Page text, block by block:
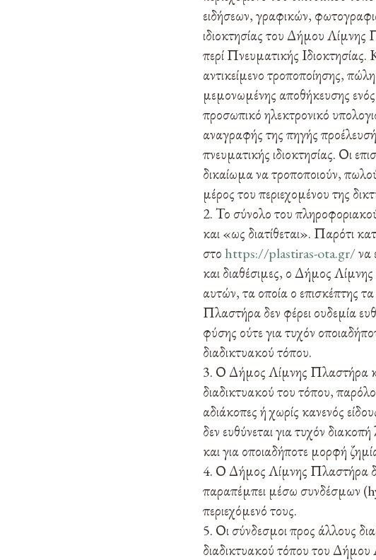
ειδήσεων, γραφικών,
ιδιοκτησίας του Δήμου Λίμνης
περί Πνευματικής Ιδιοκτησίας.
αντικείμενο τροποποίησης,
μεμονωμένης αποθήκευσης
προσωπικό ηλεκτρονικό
αναγραφής της πηγής
πνευματικής ιδιοκτησίας. Οι
δικαίωμα να τροποποιούν,
μέρος του περιεχομένου της
Το σύνολο του
και «ως διατίθεται». Παρότι
στο https://plastiras-ota.gr/να
και διαθέσιμες, ο Δήμος
αυτών, τα οποία ο επισκέπτης
Πλαστήρα δεν φέρει ουδεμία
φύσης ούτε για τυχόν
διαδικτυακού τόπου.
Ο Δήμος Λίμνης Πλαστήρα
διαδικτυακού του τόπου, παρόλο
αδιάκοπες ή χωρίς κανενός
δεν ευθύνεται για τυχόν
και για οποιαδήποτε μορφή
Ο Δήμος Λίμνης Πλαστήρα δεν
παραπέμπει μέσω συνδέσμων
περιεχόμενό τους.
Οι σύνδεσμοι προς άλλους
διαδικτυακού τόπου του Δήμου